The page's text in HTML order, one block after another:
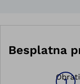
Besplatna